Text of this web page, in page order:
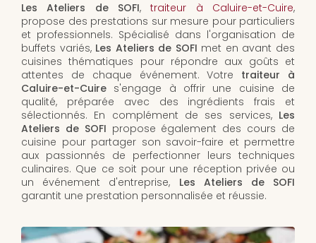
Les Ateliers de SOFI,traiteur à Caluire-et-Cuire,
propose des prestations sur mesure pour particuliers
et professionnels. Spécialisé dans l'organisation de
buffets variés, Les Ateliers de SOFI met en avant des
cuisines thématiques pour répondre aux goûts et
attentes de chaque événement. Votre traiteur à
Caluire-et-Cuire s'engage à offrir une cuisine de
qualité, préparée avec des ingrédients frais et
sélectionnés. En complément de ses services, Les
Ateliers de SOFI propose également des cours de
cuisine pour partager son savoir-faire et permettre
aux passionnés de perfectionner leurs techniques
culinaires. Que ce soit pour une réception privée ou
un événement d'entreprise, Les Ateliers de SOFI
garantit une prestation personnalisée et réussie.